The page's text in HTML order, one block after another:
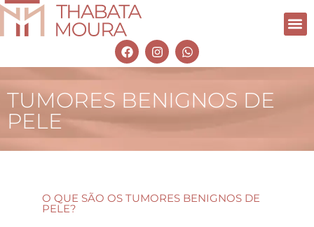
TUMORES BENIGNOS DE
PELE
O QUE SÃO OS TUMORES BENIGNOS DE
PELE?